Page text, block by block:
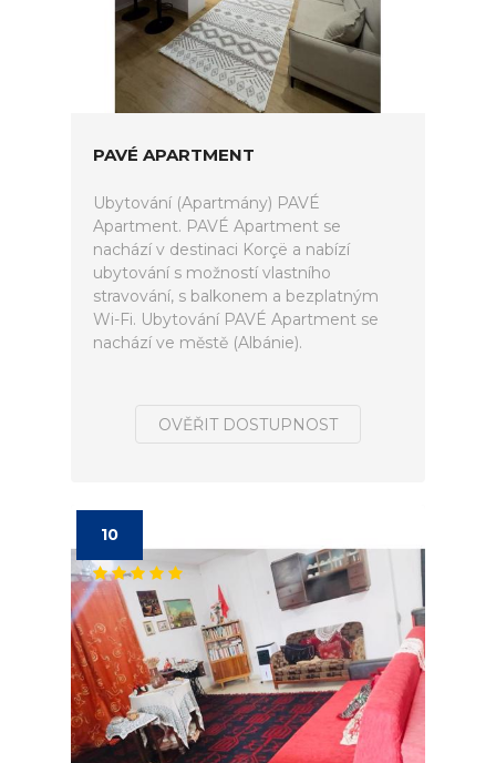
PAVÉ APARTMENT
Ubytování (Apartmány) PAVÉ
Apartment. PAVÉ Apartment se
nachází v destinaci Korçë a nabízí
ubytování s možností vlastního
stravování, s balkonem a bezplatným
Wi-Fi. Ubytování PAVÉ Apartment se
nachází ve městě (Albánie).
OVĚŘIT DOSTUPNOST
10